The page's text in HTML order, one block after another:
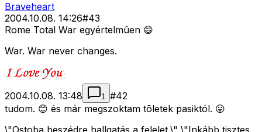
Braveheart
2004.10.08. 14:26#43
Rome Total War egyértelmûen 😄
War. War never changes.
2004.10.08. 13:48 1 #42
tudom. 😊 és már megszoktam tõletek pasiktól. 😛